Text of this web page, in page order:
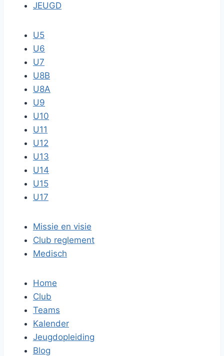
JEUGD
U5
U6
U7
U8B
U8A
U9
U10
U11
U12
U13
U14
U15
U17
Missie en visie
Club reglement
Medisch
Home
Club
Teams
Kalender
Jeugdopleiding
Blog